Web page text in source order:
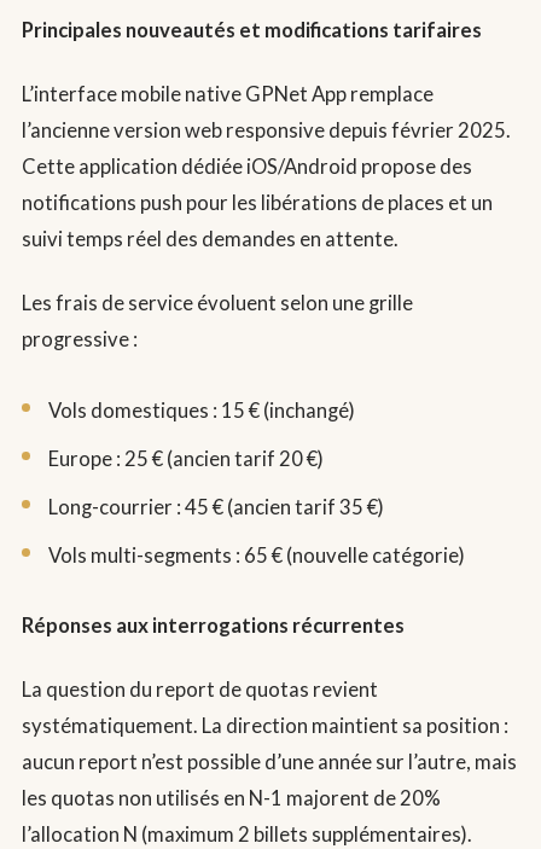
Principales nouveautés et modifications tarifaires
L’interface mobile native GPNet App remplace
l’ancienne version web responsive depuis février 2025.
Cette application dédiée iOS/Android propose des
notifications push pour les libérations de places et un
suivi temps réel des demandes en attente.
Les frais de service évoluent selon une grille
progressive :
Vols domestiques : 15 € (inchangé)
Europe : 25 € (ancien tarif 20 €)
Long-courrier : 45 € (ancien tarif 35 €)
Vols multi-segments : 65 € (nouvelle catégorie)
Réponses aux interrogations récurrentes
La question du report de quotas revient
systématiquement. La direction maintient sa position :
aucun report n’est possible d’une année sur l’autre, mais
les quotas non utilisés en N-1 majorent de 20%
l’allocation N (maximum 2 billets supplémentaires).